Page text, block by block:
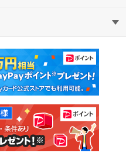
中古マンション
中古一戸建て
土地
教えて！住まいの先生